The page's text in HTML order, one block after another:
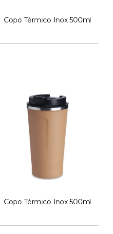
Copo Térmico Inox 500ml
Copo Térmico Inox 500ml